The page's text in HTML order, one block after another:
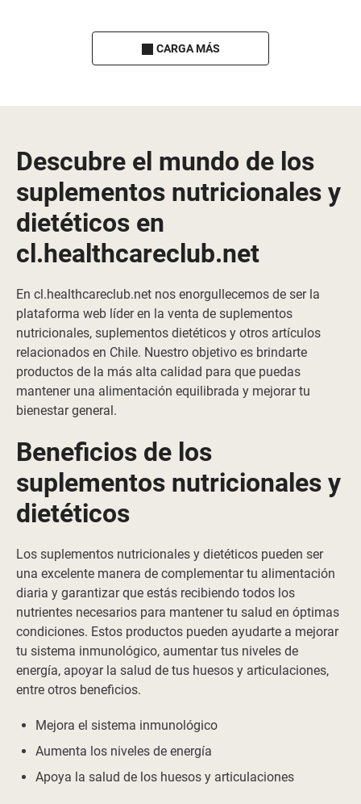
CARGA MÁS
Descubre el mundo de los
suplementos nutricionales y
dietéticos en
cl.healthcareclub.net
En cl.healthcareclub.net nos enorgullecemos de ser la
plataforma web líder en la venta de suplementos
nutricionales, suplementos dietéticos y otros artículos
relacionados en Chile. Nuestro objetivo es brindarte
productos de la más alta calidad para que puedas
mantener una alimentación equilibrada y mejorar tu
bienestar general.
Beneficios de los
suplementos nutricionales y
dietéticos
Los suplementos nutricionales y dietéticos pueden ser
una excelente manera de complementar tu alimentación
diaria y garantizar que estás recibiendo todos los
nutrientes necesarios para mantener tu salud en óptimas
condiciones. Estos productos pueden ayudarte a mejorar
tu sistema inmunológico, aumentar tus niveles de
energía, apoyar la salud de tus huesos y articulaciones,
entre otros beneficios.
Mejora el sistema inmunológico
Aumenta los niveles de energía
Apoya la salud de los huesos y articulaciones